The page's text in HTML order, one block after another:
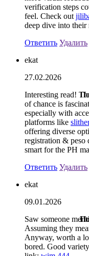
verification steps
feel. Check out
deep dive into their
Ответить Удалить
ekat
27.02.2026
Interesting read!
of chance is
especially with
platforms like
offering diverse
registration & peso
smart for the PH
Ответить Удалить
ekat
09.01.2026
Saw someone
Assuming they
Anyway, worth a
bored. Good